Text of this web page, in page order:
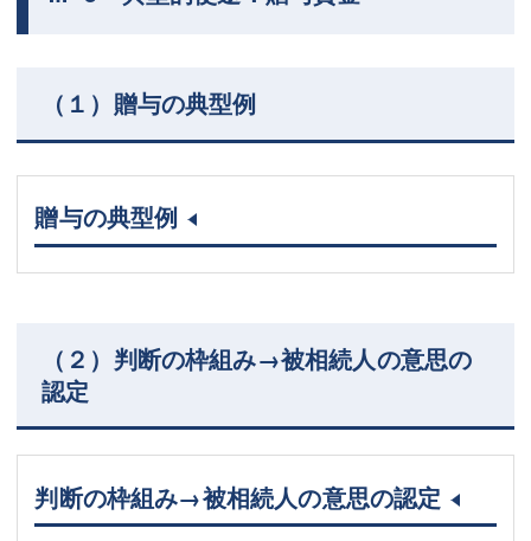
（１）贈与の典型例
贈与の典型例
（２）判断の枠組み→被相続人の意思の
認定
判断の枠組み→被相続人の意思の認定